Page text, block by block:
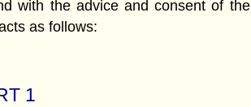
with the advice and consent of the
as follows:
1